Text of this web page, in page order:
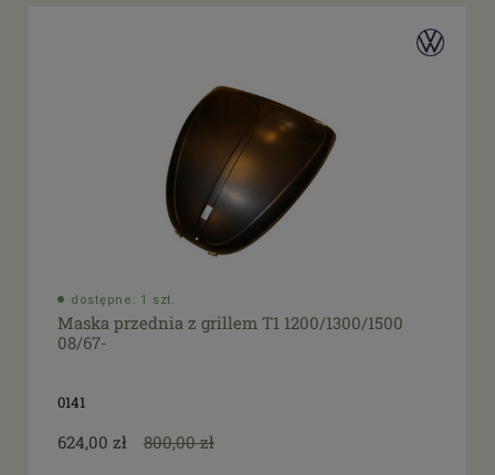
dostępne: 1 szt.
Maska przednia z grillem T1 1200/1300/1500
08/67-
0141
624,00 zł 800,00 zł